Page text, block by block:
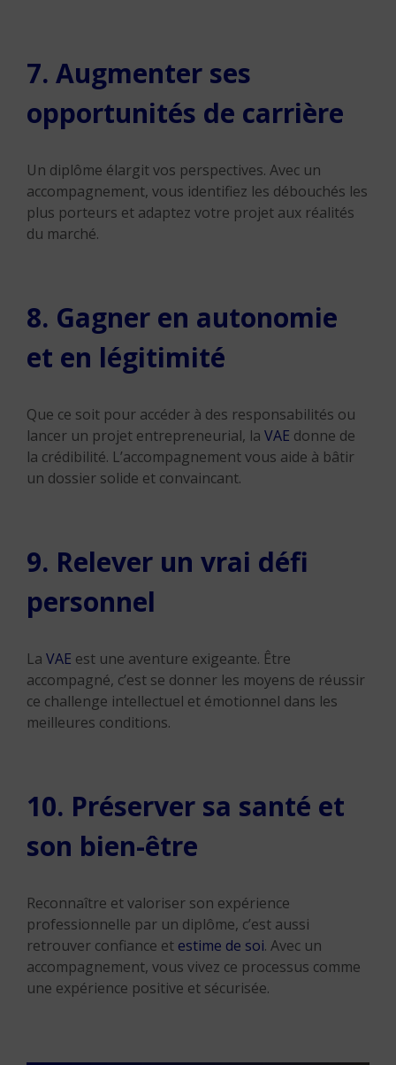
7. Augmenter ses
opportunités de carrière
Un diplôme élargit vos perspectives. Avec un
accompagnement, vous identifiez les débouchés les
plus porteurs et adaptez votre projet aux réalités
du marché.
8. Gagner en autonomie
et en légitimité
Que ce soit pour accéder à des responsabilités ou
lancer un projet entrepreneurial, la VAE donne de
la crédibilité. L’accompagnement vous aide à bâtir
un dossier solide et convaincant.
9. Relever un vrai défi
personnel
La VAE est une aventure exigeante. Être
accompagné, c’est se donner les moyens de réussir
ce challenge intellectuel et émotionnel dans les
meilleures conditions.
10. Préserver sa santé et
son bien-être
Reconnaître et valoriser son expérience
professionnelle par un diplôme, c’est aussi
retrouver confiance et estime de soi. Avec un
accompagnement, vous vivez ce processus comme
une expérience positive et sécurisée.